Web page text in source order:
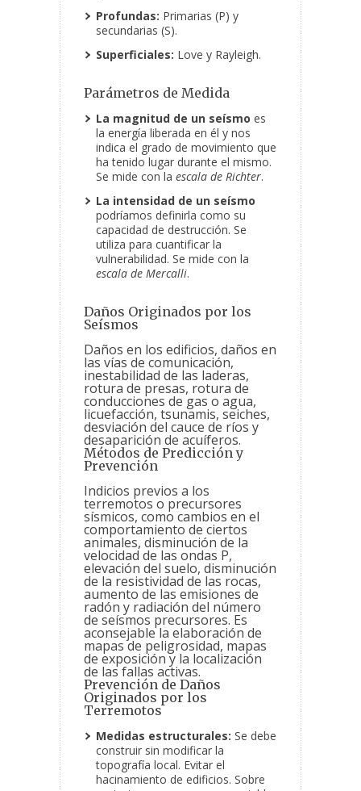
Profundas: Primarias (P) y
secundarias (S).
Superficiales: Love y Rayleigh.
Parámetros de Medida
La magnitud de un seísmo es
la energía liberada en él y nos
indica el grado de movimiento que
ha tenido lugar durante el mismo.
Se mide con la escala de Richter.
La intensidad de un seísmo
podríamos definirla como su
capacidad de destrucción. Se
utiliza para cuantificar la
vulnerabilidad. Se mide con la
escala de Mercalli.
Daños Originados por los
Seísmos
Daños en los edificios, daños en
las vías de comunicación,
inestabilidad de las laderas,
rotura de presas, rotura de
conducciones de gas o agua,
licuefacción, tsunamis, seiches,
desviación del cauce de ríos y
desaparición de acuíferos.
Métodos de Predicción y
Prevención
Indicios previos a los
terremotos o precursores
sísmicos, como cambios en el
comportamiento de ciertos
animales, disminución de la
velocidad de las ondas P,
elevación del suelo, disminución
de la resistividad de las rocas,
aumento de las emisiones de
radón y radiación del número
de seísmos precursores. Es
aconsejable la elaboración de
mapas de peligrosidad, mapas
de exposición y la localización
de las fallas activas.
Prevención de Daños
Originados por los
Terremotos
Medidas estructurales: Se debe
construir sin modificar la
topografía local. Evitar el
hacinamiento de edificios. Sobre